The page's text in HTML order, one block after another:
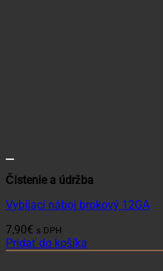
Čistenie a údržba
Vybíjací náboj brokový 12GA
7,90€ s DPH
Pridať do košíka